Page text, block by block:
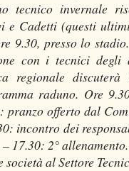
tecnico invernale
e Cadetti (questi
9.30, presso lo
con i tecnici
regionale
raduno. Ore
pranzo offerto dal
incontro dei
17.30: 2°
al Settore